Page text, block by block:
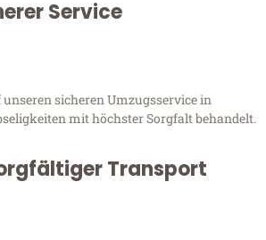
Service
unseren sicheren Umzugsservice in
mit höchster Sorgfalt behandelt.
Transport